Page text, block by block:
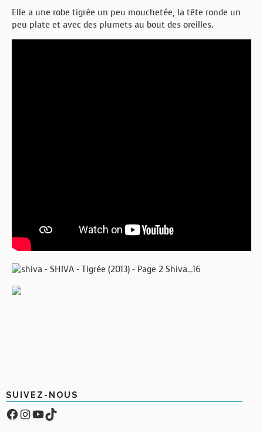
Elle a une robe tigrée un peu mouchetée, la tête ronde un
peu plate et avec des plumets au bout des oreilles.
SUIVEZ-NOUS
Facebook
Compte Instagram
YouTube
TikTok